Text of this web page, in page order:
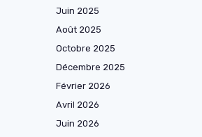
Juin 2025
Août 2025
Octobre 2025
Décembre 2025
Février 2026
Avril 2026
Juin 2026